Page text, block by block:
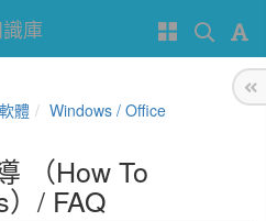
庫
體 Windows / Office
（How To
/ FAQ